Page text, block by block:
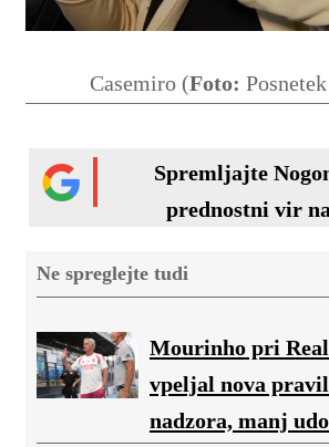
Casemiro (Foto:
Spremljajte
prednostni vir
Ne spreglejte tudi
Mourinho pri
vpeljal nova
nadzora, manj